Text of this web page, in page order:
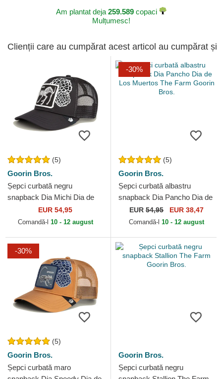
Am plantat deja 259.589copaci
Mulțumesc!
Clienții care au cumpărat acest articol au cumpărat și
(5)
Goorin Bros.
Șepci curbată negru
snapback Dia Michi Dia de
Los Muertos The Farm
Goorin Bros.
EUR 54,95
Comandă-l 10 - 12 august
-30%
(5)
Goorin Bros.
Șepci curbată albastru
snapback Dia Pancho Dia de
Los Muertos The Farm
Goorin Bros.
EUR 54,95 EUR 38,47
Comandă-l 10 - 12 august
-30%
(5)
Goorin Bros.
Șepci curbată maro
Goorin Bros.
Șepci curbată negru